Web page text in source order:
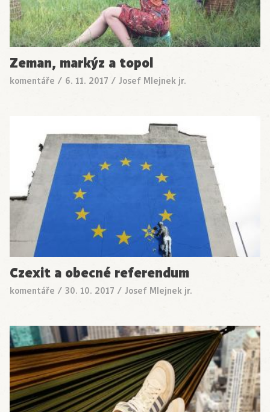
Zeman, markýz a topol
komentáře / 6. 11. 2017 / Josef Mlejnek jr.
Czexit a obecné referendum
komentáře / 30. 10. 2017 / Josef Mlejnek jr.